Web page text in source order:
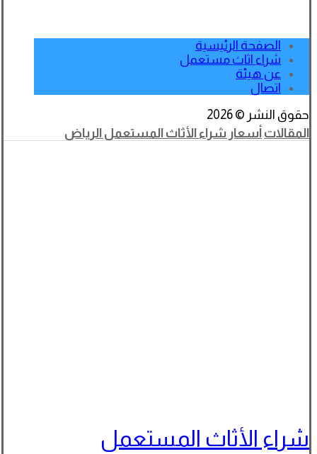
الصفحة الرئيسية
شراء اثاث مستعمل
عن هيئة
اتصال
حقوق النشر © 2026
المقالات أسعار شراء الأثاث المستعمل الرياض
شراء الأثاث المستعمل